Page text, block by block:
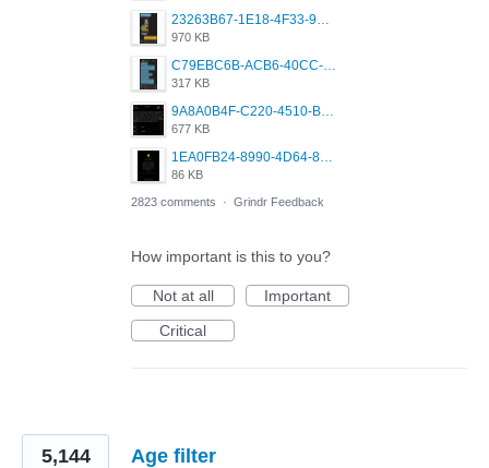
23263B67-1E18-4F33-9D61-2EE4BE273B3B.png
970 KB
C79EBC6B-ACB6-40CC-AC4B-8B841FFFEC78.png
317 KB
9A8A0B4F-C220-4510-B2C9-181DF0E236C0.jpeg
677 KB
1EA0FB24-8990-4D64-8303-37BCCDA597EE.png
86 KB
2823 comments · Grindr Feedback
How important is this to you?
Not at all
Important
Critical
Age filter
5,144